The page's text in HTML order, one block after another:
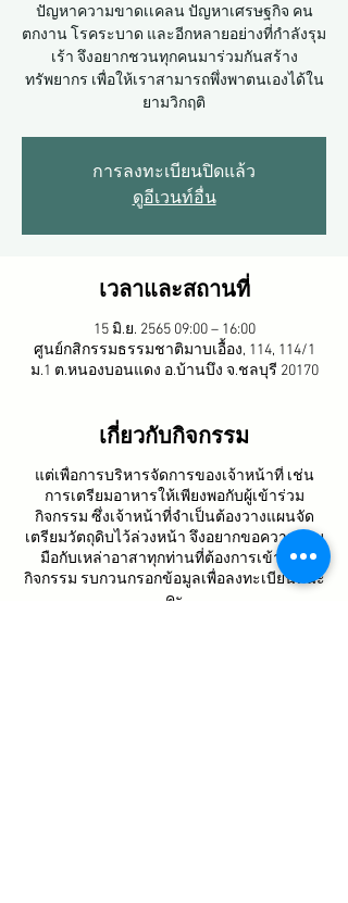
ปัญหาความขาดเเคลน ปัญหาเศรษฐกิจ คน
ตกงาน โรคระบาด และอีกหลายอย่างที่กำลังรุม
เร้า จึงอยากชวนทุกคนมาร่วมกันสร้าง
ทรัพยากร เพื่อให้เราสามารถพึ่งพาตนเองได้ใน
ยามวิกฤติ
การลงทะเบียนปิดแล้ว
ดูอีเวนท์อื่น
เวลาและสถานที่
15 มิ.ย. 2565 09:00 – 16:00
ศูนย์กสิกรรมธรรมชาติมาบเอื้อง​, 114, 114/1
ม.1 ต.หนองบอนแดง อ.บ้านบึง จ.ชลบุรี 20170
เกี่ยวกับกิจกรรม
แต่เพื่อการบริหารจัดการของเจ้าหน้าที่ เช่น
การเตรียมอาหารให้เพียงพอกับผู้เข้าร่วม
กิจกรรม ซึ่งเจ้าหน้าที่จำเป็นต้องวางแผนจัด
เตรียมวัตถุดิบไว้ล่วงหน้า จึงอยากขอความร่วม
มือกับเหล่าอาสาทุกท่านที่ต้องการเข้าร่วม
กิจกรรม รบกวนกรอกข้อมูลเพื่อลงทะเบียนทีนะ
คะ